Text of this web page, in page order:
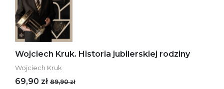
Wojciech Kruk. Historia jubilerskiej rodziny
Wojciech Kruk
69,90 zł 89,90 zł